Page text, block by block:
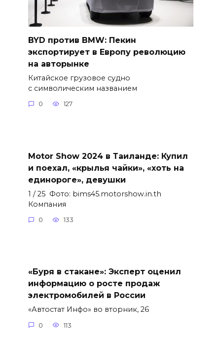
BYD против BMW: Пекин
экспортирует в Европу революцию
на авторынке
Китайское грузовое судно
с символическим названием
0 127
Motor Show 2024 в Таиланде: Купил
и поехал, «крылья чайки», «хоть на
единороге», девушки
1 / 25 Фото: bims45.motorshow.in.th
Компания
0 133
«Буря в стакане»: Эксперт оценил
информацию о росте продаж
электромобилей в России
«Автостат Инфо» во вторник, 26
0 113